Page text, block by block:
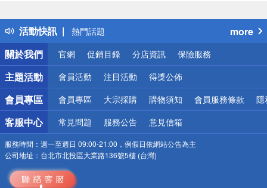
活動快訊
得獎公告
熱門話題
銀行優惠
偏遠地區配送
詐騙網頁！請小心！
more
關於我們
官網 促銷目錄 分店資訊 保險服務
主題活動 會員活動 注目活動 得獎公佈
會員專區 會員專區 大宗採購 購物須知 會員服務條款 隱
客服中心 常見問題 服務公告 意見信箱
服務時間： 週一至週日 09:00-21:00，例假日依網站公告為主
公司地址： 台北市北投區大業路136號5樓 (台灣)